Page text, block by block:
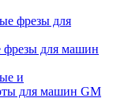
для машин